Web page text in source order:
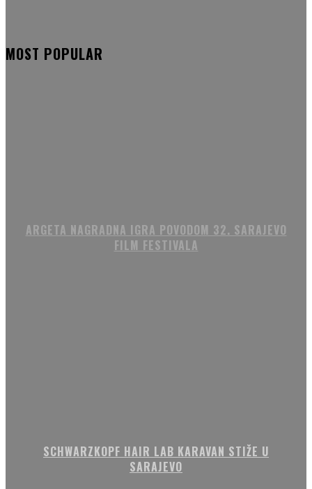
MOST POPULAR
ARGETA NAGRADNA IGRA POVODOM 32. SARAJEVO
FILM FESTIVALA
SCHWARZKOPF HAIR LAB KARAVAN STIŽE U
SARAJEVO